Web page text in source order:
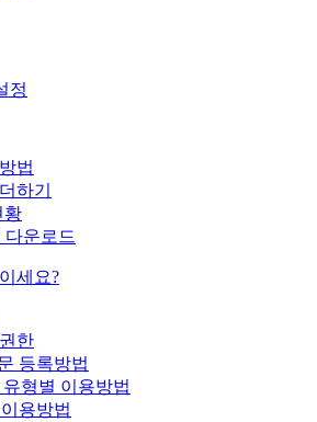
정
법
하기
황
다운로드
세요?
한
등록방법
유형별 이용방법
용방법